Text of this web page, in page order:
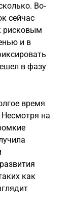
Во-
сейчас
рисковым
и в
в фазу
время
на
как